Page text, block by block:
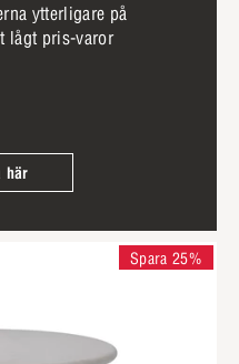
ytterligare på
lågt pris-varor
här
Spara 25%